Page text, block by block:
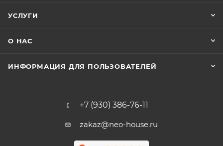
УСЛУГИ
О НАС
ИНФОРМАЦИЯ ДЛЯ ПОЛЬЗОВАТЕЛЕЙ
+7 (930) 386-76-11
zakaz@neo-house.ru